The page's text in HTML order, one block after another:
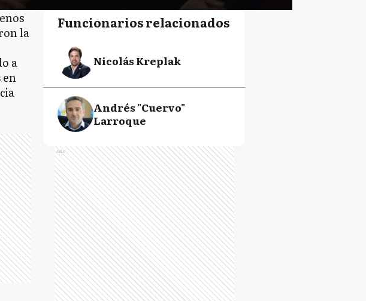
la
a
en
Funcionarios relacionados
Nicolás Kreplak
Andrés "Cuervo"
Larroque
Ads